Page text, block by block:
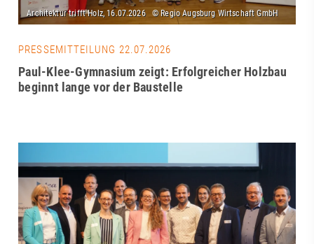
PRESSEMITTEILUNG 22.07.2026
Paul-Klee-Gymnasium zeigt: Erfolgreicher Holzbau
beginnt lange vor der Baustelle